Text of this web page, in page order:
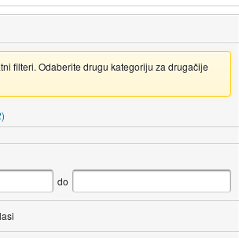
filteri. Odaberite drugu kategoriju za drugačije
do